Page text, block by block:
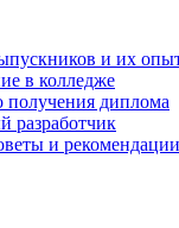
и их
в колледже
получения диплома
разработчик
и рекомендации